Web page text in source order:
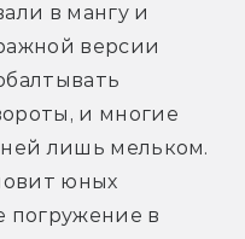
в мангу и
версии
и многие
лишь мельком.
юных
погружение в